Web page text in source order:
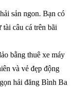
sản ngon. Bạn có
tài câu cá trên bãi
bằng thuê xe máy
và vẻ đẹp động
hải đăng Bình Ba